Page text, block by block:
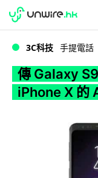
WWDC 2026
3C科技 手提電話
傳 Galaxy
iPhone X 的